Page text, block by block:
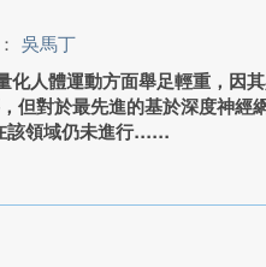
吳馬丁
化人體運動方面舉足輕重，因
但對於最先進的基於深度神經
該領域仍未進行...